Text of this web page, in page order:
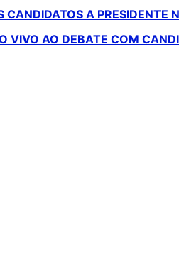
A PRESIDENTE
AO DEBATE COM